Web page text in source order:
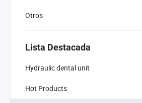
Otros
Lista Destacada
Hydraulic dental unit
Hot Products